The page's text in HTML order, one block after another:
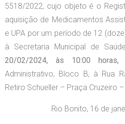
5518/2022, cujo objeto é o
aquisição de Medicamentos
e UPA por um período de 12
à Secretaria Municipal de
20/02/2024, às 10:00 horas,
Administrativo, Bloco B, à Rua
Retiro Schueller – Praça Cruzeiro
Rio Bonito, 16 de